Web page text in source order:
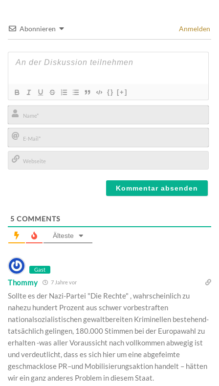
Abonnieren Anmelden
{} [+]
Name*
E-
Mail*
5 COMMENTS
Älteste
Gast
Thommy 7 Jahre vor
Sollte es der Nazi-Partei "Die Rechte" , wahrscheinlich zu
nahezu hundert Prozent aus schwer vorbestraften
nationalsozialistischen gewaltbereiten Kriminellen bestehend-
tatsächlich gelingen, 180.000 Stimmen bei der Europawahl zu
erhalten -was aller Voraussicht nach vollkommen abwegig ist
und verdeutlicht, dass es sich hier um eine abgefeimte
geschmacklose PR–und Mobilisierungsaktion handelt – hätten
wir ein ganz anderes Problem in diesem Staat.